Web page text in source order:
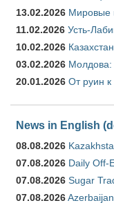
13.02.2026 Мировые
11.02.2026 Усть-
10.02.2026
03.02.2026 Молдова:
20.01.2026 От руин
News in English
08.08.2026
07.08.2026 Daily Off-
07.08.2026 Sugar
07.08.2026